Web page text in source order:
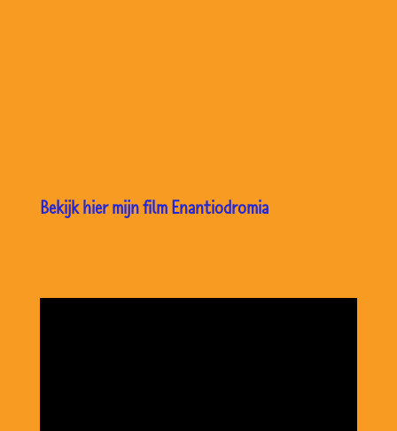
Bekijk hier mijn film Enantiodromia